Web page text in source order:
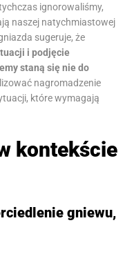
ignorowaliśmy,
naszej natychmiastowej
sugeruje, że
i podjęcie
staną się nie do
nagromadzenie
które wymagają
kontekście
gniewu,